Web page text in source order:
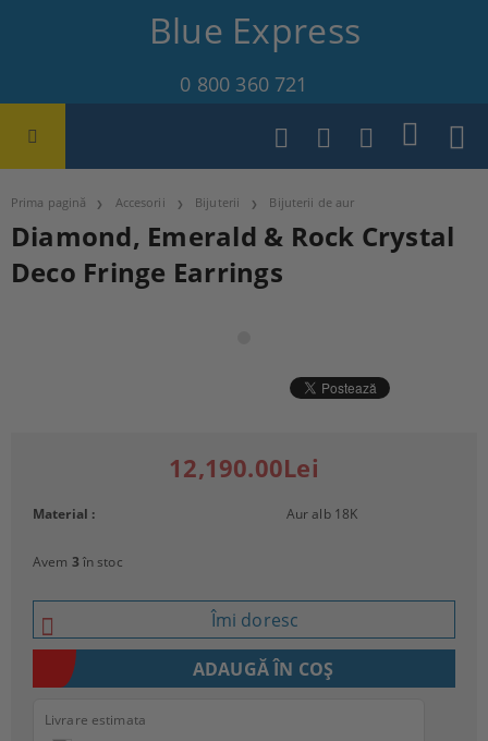
Blue Express
0 800 360 721
Prima pagină Accesorii Bijuterii Bijuterii de aur
Diamond, Emerald & Rock Crystal
Deco Fringe Earrings
12,190.00Lei
Material : Aur alb 18K
Avem 3în stoc
Îmi doresc
Livrare estimata